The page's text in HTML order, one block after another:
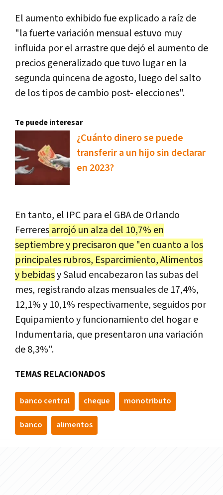
El aumento exhibido fue explicado a raíz de
"la fuerte variación mensual estuvo muy
influida por el arrastre que dejó el aumento de
precios generalizado que tuvo lugar en la
segunda quincena de agosto, luego del salto
de los tipos de cambio post- elecciones".
Te puede interesar
¿Cuánto dinero se puede
transferir a un hijo sin declarar
en 2023?
En tanto, el IPC para el GBA de Orlando
Ferreresarrojó un alza del 10,7% en
septiembre y precisaron que "en cuanto a los
principales rubros, Esparcimiento, Alimentos
y bebidasy Salud encabezaron las subas del
mes, registrando alzas mensuales de 17,4%,
12,1% y 10,1% respectivamente, seguidos por
Equipamiento y funcionamiento del hogar e
Indumentaria, que presentaron una variación
de 8,3%".
TEMAS RELACIONADOS
banco central cheque monotributo
banco alimentos